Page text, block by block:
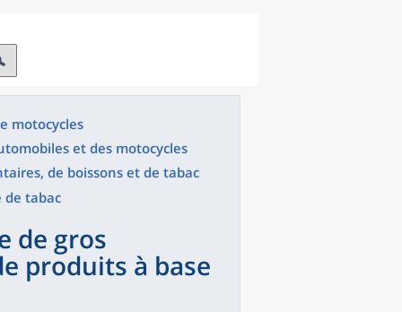
motocycles
et des motocycles
de boissons et de tabac
de tabac
de gros
produits à base